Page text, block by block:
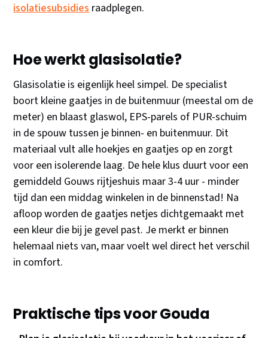
isolatiesubsidiesraadplegen.
Hoe werkt glasisolatie?
Glasisolatie is eigenlijk heel simpel. De specialist
boort kleine gaatjes in de buitenmuur (meestal om de
meter) en blaast glaswol, EPS-parels of PUR-schuim
in de spouw tussen je binnen- en buitenmuur. Dit
materiaal vult alle hoekjes en gaatjes op en zorgt
voor een isolerende laag. De hele klus duurt voor een
gemiddeld Gouws rijtjeshuis maar 3-4 uur - minder
tijd dan een middag winkelen in de binnenstad! Na
afloop worden de gaatjes netjes dichtgemaakt met
een kleur die bij je gevel past. Je merkt er binnen
helemaal niets van, maar voelt wel direct het verschil
in comfort.
Praktische tips voor Gouda